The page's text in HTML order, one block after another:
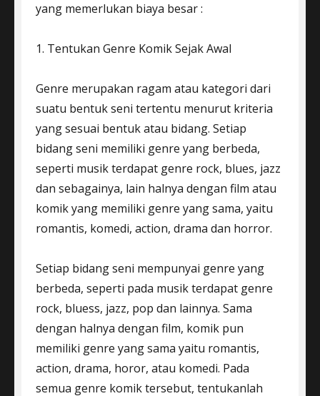
yang memerlukan biaya besar :
1. Tentukan Genre Komik Sejak Awal
Genre merupakan ragam atau kategori dari
suatu bentuk seni tertentu menurut kriteria
yang sesuai bentuk atau bidang. Setiap
bidang seni memiliki genre yang berbeda,
seperti musik terdapat genre rock, blues, jazz
dan sebagainya, lain halnya dengan film atau
komik yang memiliki genre yang sama, yaitu
romantis, komedi, action, drama dan horror.
Setiap bidang seni mempunyai genre yang
berbeda, seperti pada musik terdapat genre
rock, bluess, jazz, pop dan lainnya. Sama
dengan halnya dengan film, komik pun
memiliki genre yang sama yaitu romantis,
action, drama, horor, atau komedi. Pada
semua genre komik tersebut, tentukanlah